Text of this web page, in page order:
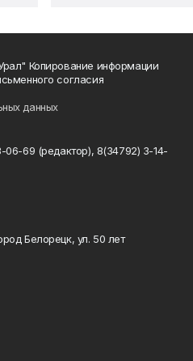
Копирование информации
согласия
данных
69 (редактор), 8(34792) 3-14-
Белорецк, ул. 50 лет